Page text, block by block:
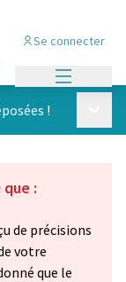
Se connecter
!
:
de précisions
votre
que le